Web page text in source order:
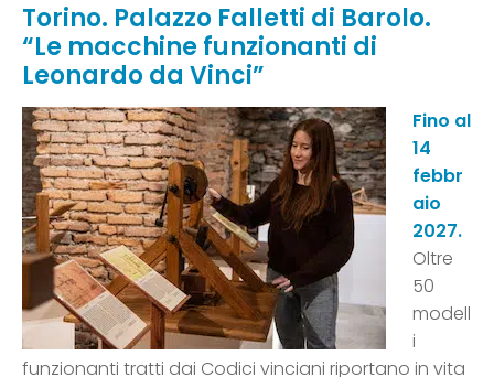
Torino. Palazzo Falletti di Barolo.
“Le macchine funzionanti di
Leonardo da Vinci”
Fino al
14
febbr
aio
2027.
Oltre
50
modell
i
funzionanti tratti dai Codici vinciani riportano in vita